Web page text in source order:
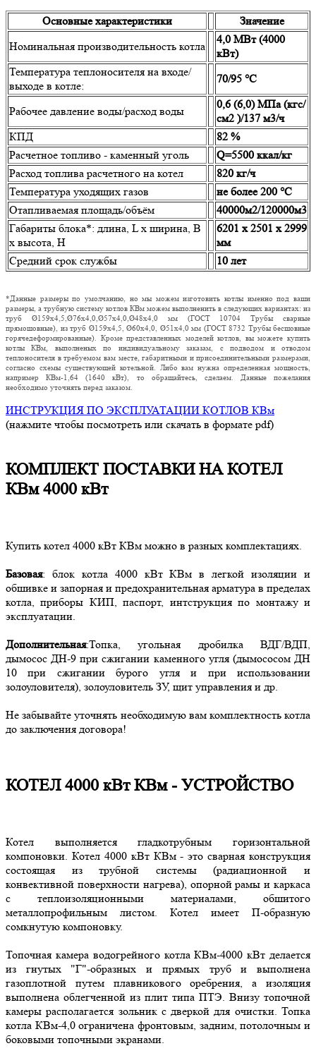
Основные характеристики
Значение
Номинальная производительность котла
4,0 МВт (4000
кВт)
Температура теплоносителя на входе/
выходе в котле:
70/95 °С
Рабочее давление воды/расход воды
0,6 (6,0) МПа (кгс/
см2 )/137 м3/ч
КПД
82 %
Расчетное топливо - каменный уголь
Q=5500 ккал/кг
Расход топлива расчетного на котел
820 кг/ч
Температура уходящих газов
не более 200 °С
Отапливаемая площадь/объём
40000м2/120000м3
Габариты блока*: длина, L х ширина, B
х высота, H
6201 х 2501 х 2999
мм
Средний срок службы
10 лет
*Данные размеры по умолчанию, но мы можем изготовить котлы именно под ваши
размеры, а трубную систему котлов КВм можем выполненить в следующих вариантах: из
труб Ø159х4,5,Ø76х4,0,Ø57х4,0,Ø48х4,0 мм (ГОСТ 10704 Трубы сварные
прямошовные), из труб Ø159х4,5, Ø60х4,0, Ø51х4,0 мм (ГОСТ 8732 Трубы бесшовные
горячедеформированные). Кроме представленных моделей котлов, вы можете купить
котлы КВм, выполненых по индивидуальному заказам, с подводом и отводом
теплоносителя в требуемом вам месте, габаритными и присоединительными размерами,
согласно схемы существующей котельной. Либо вам нужна определенная мощность,
например КВм-1,64 (1640 кВт), то обращайтесь, сделаем. Данные пожелания
необходимо уточнять перед заказом.
ИНСТРУКЦИЯ ПО ЭКСПЛУАТАЦИИ КОТЛОВ КВм
(нажмите чтобы посмотреть или скачать в формате pdf)
КОМПЛЕКТ ПОСТАВКИ НА КОТЕЛ
КВм 4000 кВт
Купить котел 4000 кВт КВм можно в разных комплектациях.
Базовая: блок котла 4000 кВт КВм в легкой изоляции и
обшивке и запорная и предохранительная арматура в пределах
котла, приборы КИП, паспорт, интструкция по монтажу и
эксплуатации.
Дополнительная:Топка, угольная дробилка ВДГ/ВДП,
дымосос ДН-9 при сжигании каменного угля (дымососом ДН
10 при сжигании бурого угля и при использовании
золоуловителя), золоуловитель ЗУ, щит управления и др.
Не забывайте уточнять необходимую вам комплектность котла
до заключения договора!
КОТЕЛ 4000 кВт КВм - УСТРОЙСТВО
Котел выполняется гладкотрубным горизонтальной
компоновки. Котел 4000 кВт КВм - это сварная конструкция
состоящая из трубной системы (радиационной и
конвективной поверхности нагрева), опорной рамы и каркаса
с теплоизоляционными материалами, обшитого
металлопрофильным листом. Котел имеет П-образную
сомкнутую компоновку.
Топочная камера водогрейного котла КВм-4000 кВт делается
из гнутых "Г"-образных и прямых труб и выполнена
газоплотной путем плавникового оребрения, а изоляция
выполнена облегченной из плит типа ПТЭ. Внизу топочной
камеры располагается зольник с дверкой для очистки. Топка
котла КВм-4,0 ограничена фронтовым, задним, потолочным и
боковыми топочными экранами.